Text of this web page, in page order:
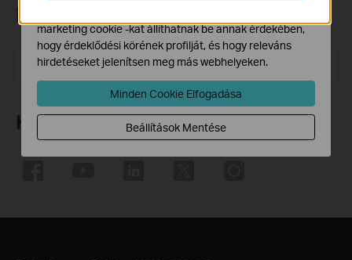
Feliratkozás a hírlevélre
Email Address Feliratkozás
Követés
marketing cookie -kat állíthatnak be annak érdekében,
hogy érdeklődési körének profilját, és hogy releváns
hirdetéseket jelenítsen meg más webhelyeken.
Minden Cookie Elfogadása
Beállítások Mentése